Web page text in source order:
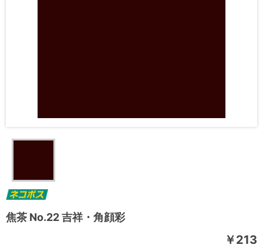
焦茶 No.22 吉祥・角顔彩
￥213